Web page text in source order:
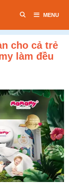
MENU
cho cả trẻ
làm đều